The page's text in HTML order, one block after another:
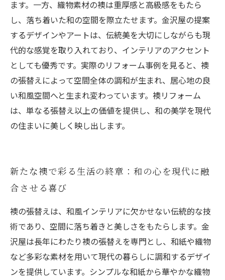
ます。一方、織物素材の襖は重厚感と高級感をもたら
し、落ち着いた和の空間を際立たせます。金沢屋の提案
するデザインやアートは、伝統美を大切にしながらも現
代的な感覚を取り入れており、インテリアのアクセント
としても優秀です。実際のリフォーム事例を見ると、襖
の張替えによって空間全体の調和が生まれ、居心地の良
い和風空間へと生まれ変わっています。襖リフォーム
は、単なる張替え以上の価値を提供し、和の美学を現代
の住まいに美しく映し出します。
新たな襖で彩る生活の終章：和の心を現代に融
合させる喜び
襖の張替えは、和風インテリアに欠かせない伝統的な技
術であり、空間に落ち着きと美しさをもたらします。金
沢屋は長年にわたり襖の張替えを専門とし、和紙や織物
など多彩な素材を用いて現代の暮らしに調和するデザイ
ンを提供しています。シンプルな和紙から華やかな織物